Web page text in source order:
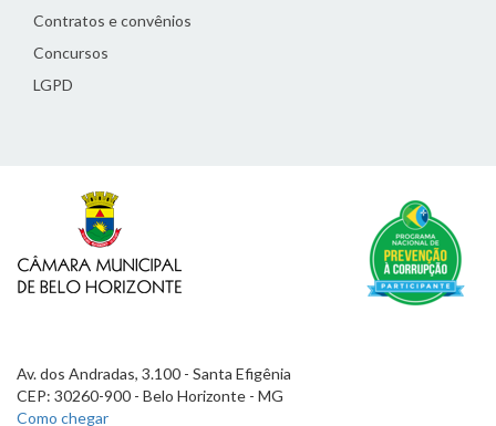
Contratos e convênios
Concursos
LGPD
Av. dos Andradas, 3.100 - Santa Efigênia
CEP: 30260-900 - Belo Horizonte - MG
Como chegar